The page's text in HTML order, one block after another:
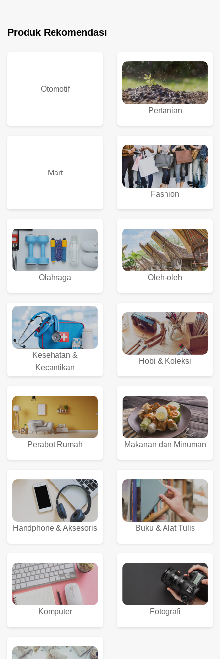
Produk Rekomendasi
Otomotif
Pertanian
Mart
Fashion
Olahraga Oleh-oleh
Kesehatan &
Kecantikan
Hobi & Koleksi
Perabot Rumah Makanan dan Minuman
Handphone & Aksesoris Buku & Alat Tulis
Komputer Fotografi